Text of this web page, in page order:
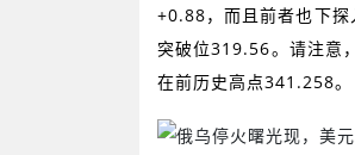
+0.88，而且前者也下
突破位319.56。请注意，
在前历史高点341.258。